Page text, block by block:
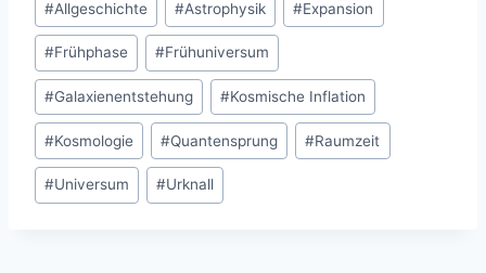
#Allgeschichte #Astrophysik #Expansion
#Frühphase #Frühuniversum
#Galaxienentstehung #Kosmische Inflation
#Kosmologie #Quantensprung #Raumzeit
#Universum #Urknall